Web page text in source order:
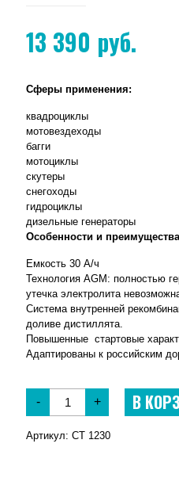
13 390 руб.
Сферы применения:
квадроциклы
мотовездеходы
багги
мотоциклы
скутеры
снегоходы
гидроциклы
дизельные генераторы
Особенности и
Емкость 30 А/ч
Технология AGM: полностью
утечка электролита
Система внутренней
доливе дистиллята.
Повышенные стартовые
Адаптированы к российским
- + В
Артикул: CT 1230